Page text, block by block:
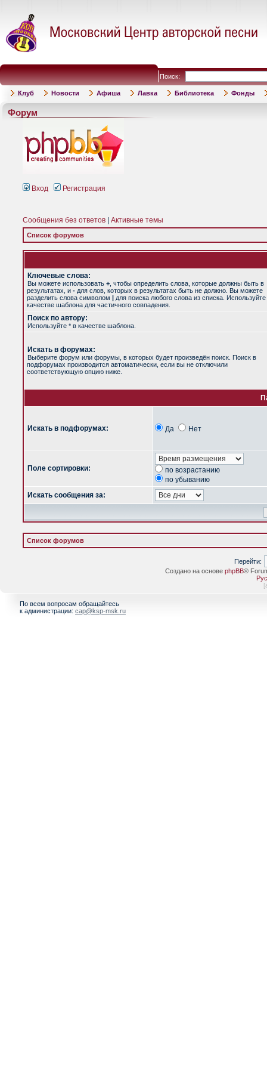
Поиск:
Клуб Новости Афиша Лавка Библиотека Фонды
Форум
Вход Регистрация
Сообщения без ответов Активные темы
Список форумов
Ключевые слова:
Вы можете использовать + , чтобы определить слова, которые должны быть в
результатах, и - для слов, которых в результатах быть не должно. Вы можете
разделить слова символом | для поиска любого слова из списка. Используйте
качестве шаблона для частичного совпадения.
Поиск по автору:
Используйте * в качестве шаблона.
Искать в форумах:
Выберите форум или форумы, в которых будет произведён поиск. Поиск в
подфорумах производится автоматически, если вы не отключили
соответствующую опцию ниже.
Искать в подфорумах: Да Нет
Поле сортировки:
по возрастанию
по убыванию
Искать сообщения за:
Список форумов
Перейти:
Создано на основе phpBB®
[
По всем вопросам обращайтесь
к администрации: cap@ksp-msk.ru